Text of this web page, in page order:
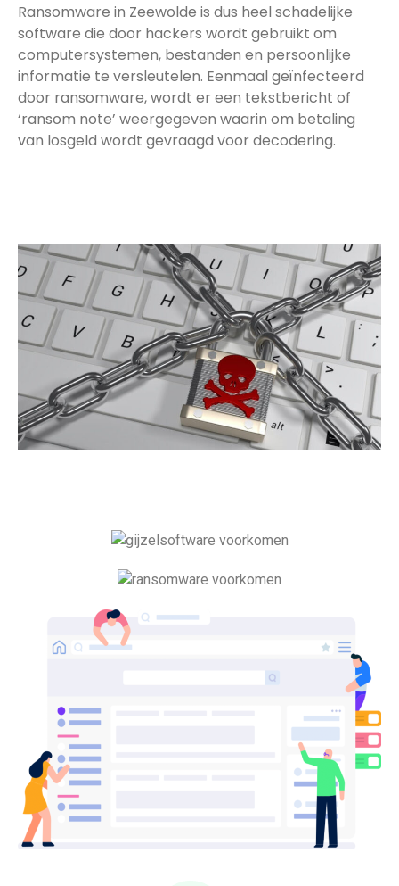
Ransomware in Zeewolde is dus heel schadelijke
software die door hackers wordt gebruikt om
computersystemen, bestanden en persoonlijke
informatie te versleutelen. Eenmaal geïnfecteerd
door ransomware, wordt er een tekstbericht of
‘ransom note’ weergegeven waarin om betaling
van losgeld wordt gevraagd voor decodering.